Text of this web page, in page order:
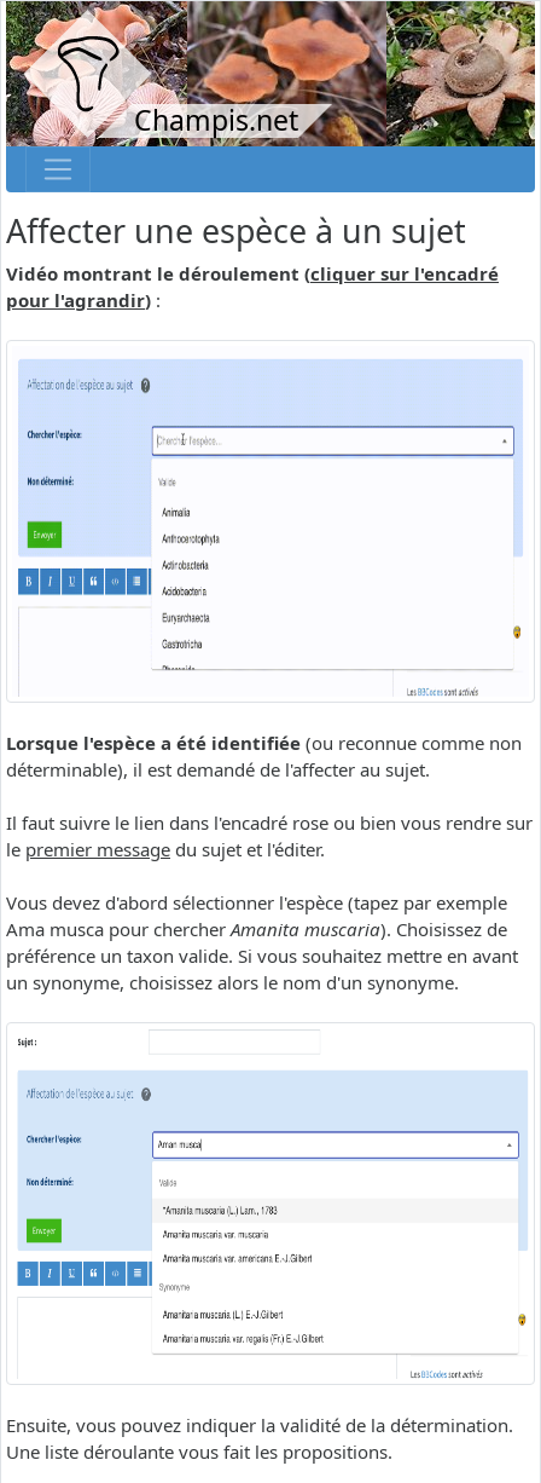
Champis.net
Affecter une espèce à un sujet
Vidéo montrant le déroulement (cliquer sur l'encadré
pour l'agrandir) :
Lorsque l'espèce a été identifiée (ou reconnue comme non
déterminable), il est demandé de l'affecter au sujet.
Il faut suivre le lien dans l'encadré rose ou bien vous rendre sur
le premier message du sujet et l'éditer.
Vous devez d'abord sélectionner l'espèce (tapez par exemple
Ama musca pour chercherAmanita muscaria). Choisissez de
préférence un taxon valide. Si vous souhaitez mettre en avant
un synonyme, choisissez alors le nom d'un synonyme.
Ensuite, vous pouvez indiquer la validité de la détermination.
Une liste déroulante vous fait les propositions.